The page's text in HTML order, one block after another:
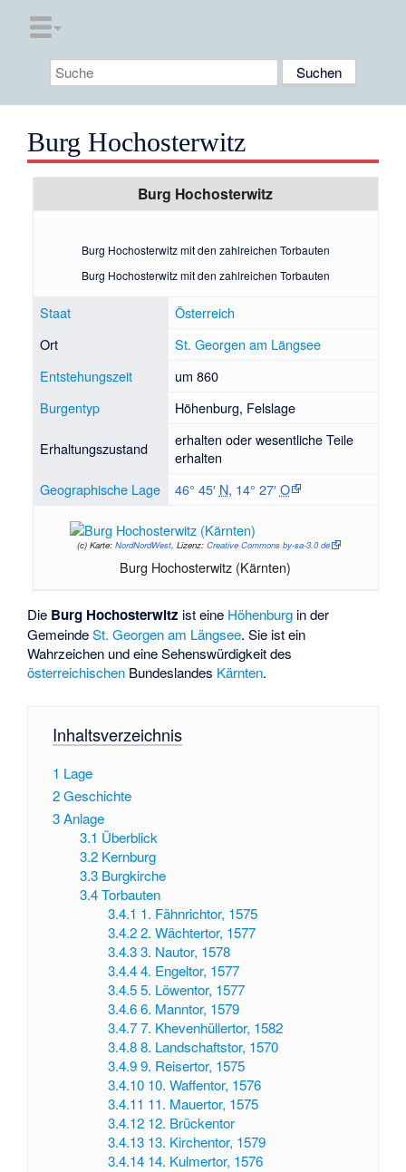
Burg Hochosterwitz
Burg Hochosterwitz
Burg Hochosterwitz mit den zahlreichen Torbauten
Burg Hochosterwitz mit den zahlreichen Torbauten
Staat
Österreich
Ort
St. Georgen am Längsee
Entstehungszeit
um 860
Burgentyp
Höhenburg, Felslage
Erhaltungszustand
erhalten oder wesentliche Teile
erhalten
Geographische Lage
46° 45′ N, 14° 27′O
(c) Karte: NordNordWest, Lizenz: Creative Commons by-sa-3.0 de
Burg Hochosterwitz (Kärnten)
Die Burg Hochosterwitz ist eine Höhenburg in der
GemeindeSt. Georgen am Längsee. Sie ist ein
Wahrzeichen und eine Sehenswürdigkeit des
österreichischen Bundeslandes Kärnten.
Inhaltsverzeichnis
1 Lage
2Geschichte
3Anlage
3.1 Überblick
3.2 Kernburg
3.3 Burgkirche
3.4 Torbauten
3.4.1 1. Fähnrichtor, 1575
3.4.2 2. Wächtertor, 1577
3.4.3 3. Nautor, 1578
3.4.4 4. Engeltor, 1577
3.4.5 5. Löwentor, 1577
3.4.6 6. Manntor, 1579
3.4.7 7. Khevenhüllertor, 1582
3.4.8 8. Landschaftstor, 1570
3.4.9 9. Reisertor, 1575
3.4.10 10. Waffentor, 1576
3.4.11 11. Mauertor, 1575
3.4.12 12. Brückentor
3.4.13 13. Kirchentor, 1579
3.4.14 14. Kulmertor, 1576